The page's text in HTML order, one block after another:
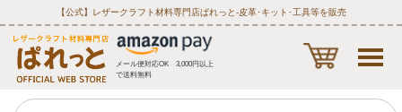
【公式】レザークラフト材料専門店ぱれっと‐皮革･キット･工具等を販売
メール便対応OK 3,000円以上
で送料無料